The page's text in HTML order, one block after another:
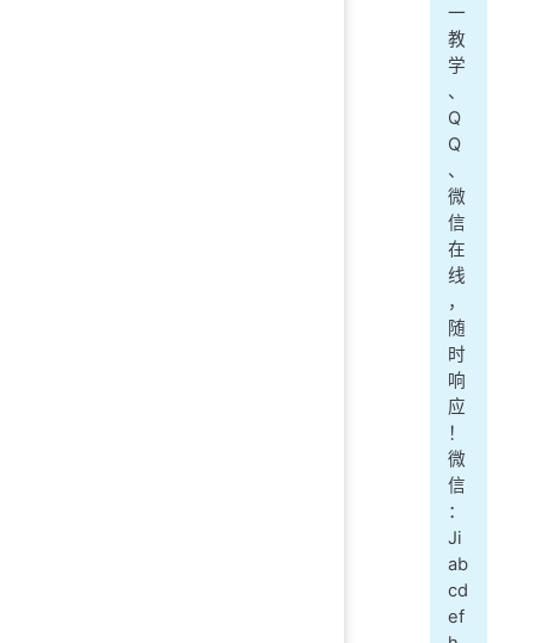
一
教
学
、
Q
Q
、
微
信
在
线
，
随
时
响
应
！
微
信
：
Ji
ab
cd
ef